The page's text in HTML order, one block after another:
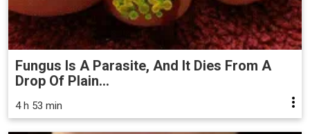
Fungus Is A Parasite, And It Dies From A
Drop Of Plain...
4 h 53 min